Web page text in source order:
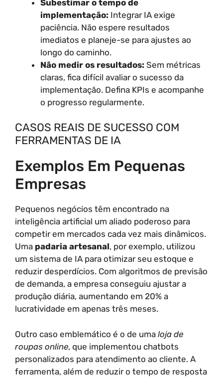
Subestimar o tempo de
implementação: Integrar IA exige
paciência. Não espere resultados
imediatos e planeje-se para ajustes ao
longo do caminho.
Não medir os resultados: Sem métricas
claras, fica difícil avaliar o sucesso da
implementação. Defina KPIs e acompanhe
o progresso regularmente.
CASOS REAIS DE SUCESSO COM
FERRAMENTAS DE IA
Exemplos Em Pequenas
Empresas
Pequenos negócios têm encontrado na
inteligência artificial um aliado poderoso para
competir em mercados cada vez mais dinâmicos.
Uma padaria artesanal, por exemplo, utilizou
um sistema de IA para otimizar seu estoque e
reduzir desperdícios. Com algoritmos de previsão
de demanda, a empresa conseguiu ajustar a
produção diária, aumentando em 20% a
lucratividade em apenas três meses.
Outro caso emblemático é o de uma loja de
roupas online, que implementou chatbots
personalizados para atendimento ao cliente. A
ferramenta, além de reduzir o tempo de resposta